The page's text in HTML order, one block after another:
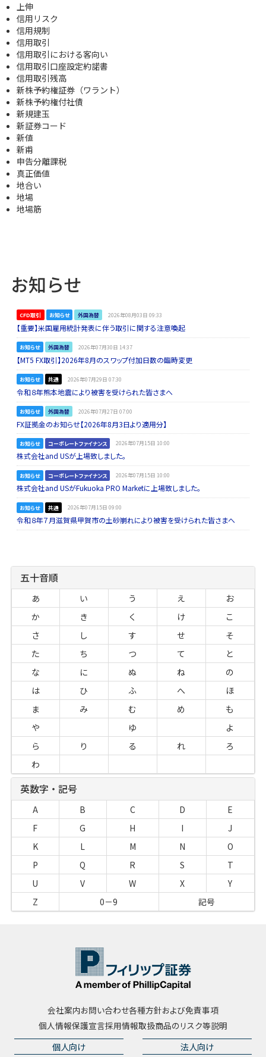
上伸
信用リスク
信用規制
信用取引
信用取引における客向い
信用取引口座設定約諾書
信用取引残高
新株予約権証券（ワラント）
新株予約権付社債
新規建玉
新証券コード
新値
新甫
申告分離課税
真正価値
地合い
地場
地場筋
お知らせ
CFD取引 お知らせ 外国為替 2026年08月03日 09:33
【重要】米国雇用統計発表に伴う取引に関する注意喚起
お知らせ 外国為替 2026年07月30日 14:37
【MT5 FX取引】2026年8月のスワップ付加日数の臨時変更
お知らせ 共通 2026年07月29日 07:30
令和８年熊本地震により被害を受けられた皆さまへ
お知らせ 外国為替 2026年07月27日 07:00
FX証拠金のお知らせ【2026年8月3日より適用分】
お知らせ コーポレートファイナンス 2026年07月15日 10:00
株式会社and USが上場致しました。
お知らせ コーポレートファイナンス 2026年07月15日 10:00
株式会社and USがFukuoka PRO Marketに上場致しました。
お知らせ 共通 2026年07月15日 09:00
令和８年７月滋賀県甲賀市の土砂崩れにより被害を受けられた皆さまへ
五十音順
あ い う え
お
か
き く け
こ
さ
し す せ
そ
た
ち つ て
と
な
に ぬ ね
の
は
ひ ふ へ
ほ
ま
み む め
も
や
ゆ
よ
ら
り る れ
ろ
わ
英数字・記号
A B C D
E
F
G H I
J
K
L M N
O
P
Q R S
T
U
V W X
Y
Z
0－9 記号
会社案内お問い合わせ各種方針および免責事項
個人情報保護宣言採用情報取扱商品のリスク等説明
個人向け 法人向け